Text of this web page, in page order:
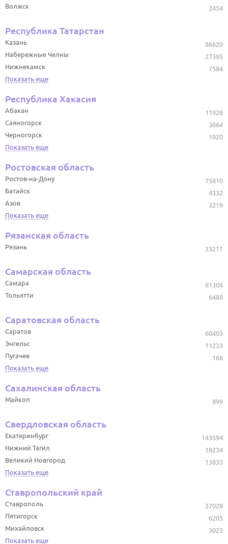
2454
Волжск
Республика Татарстан
86620
Казань
27395
Набережные Челны
7584
Нижнекамск
Показать еще
Республика Хакасия
11928
Абакан
3664
Саяногорск
1920
Черногорск
Показать еще
Ростовская область
75810
Ростов-на-Дону
4332
Батайск
3219
Азов
Показать еще
Рязанская область
33211
Рязань
Самарская область
91304
Самара
6480
Тольятти
Саратовская область
60403
Саратов
11233
Энгельс
166
Пугачев
Показать еще
Сахалинская область
899
Майкоп
Свердловская область
143594
Екатеринбург
18234
Нижний Тагил
13833
Великий Новгород
Показать еще
Ставропольский край
37028
Ставрополь
6205
Пятигорск
3023
Михайловск
Показать еще